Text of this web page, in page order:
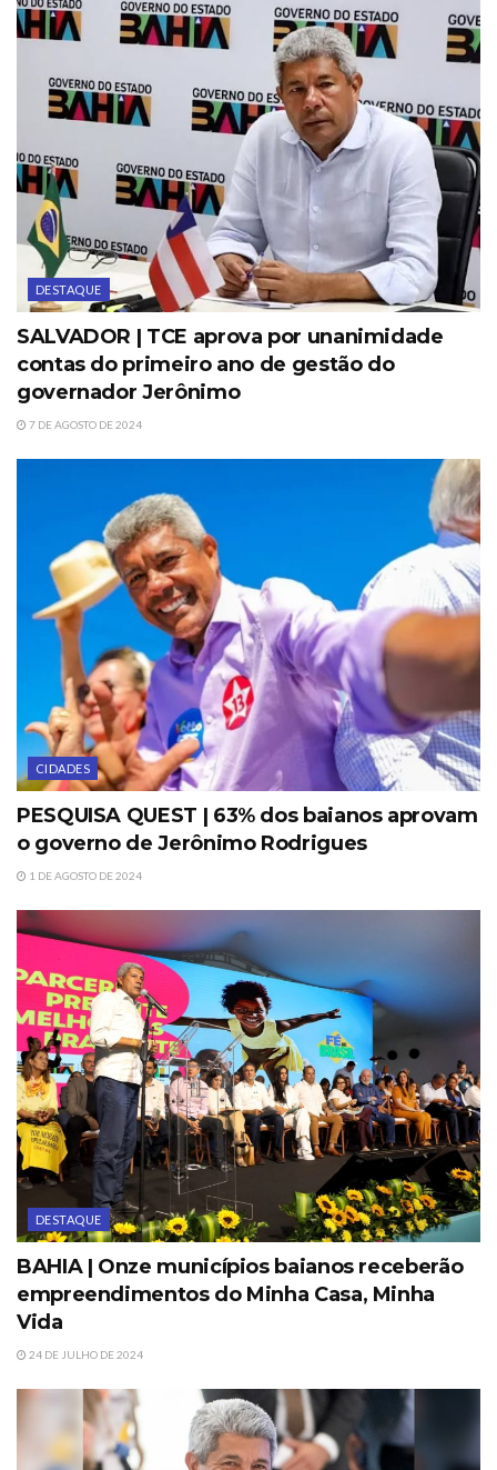
DESTAQUE
SALVADOR | TCE aprova por unanimidade
contas do primeiro ano de gestão do
governador Jerônimo
7 DE AGOSTO DE 2024
CIDADES
PESQUISA QUEST | 63% dos baianos aprovam
o governo de Jerônimo Rodrigues
1 DE AGOSTO DE 2024
DESTAQUE
BAHIA | Onze municípios baianos receberão
empreendimentos do Minha Casa, Minha
Vida
24 DE JULHO DE 2024